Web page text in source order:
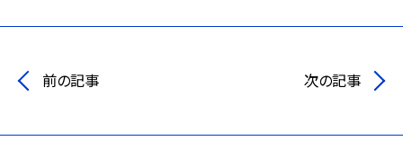
前の記事 次の記事